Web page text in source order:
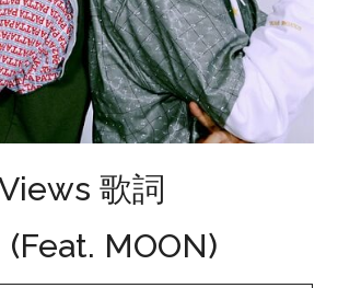
歌詞
MOON)